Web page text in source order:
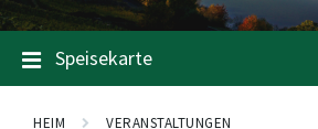
Speisekarte
HEIM VERANSTALTUNGEN